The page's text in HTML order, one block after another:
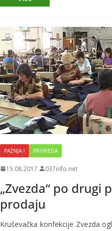
PAŽNJA ! PRIVREDA
15.08.2017. 037info.net
„Zvezda“ po drugi
prodaju
Kruševačka konfekcije Zvezda